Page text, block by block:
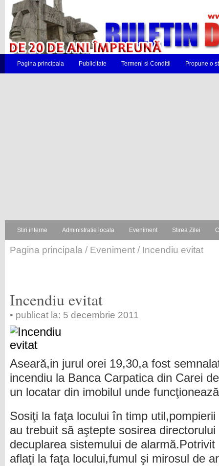
Pagina principala Publicitate Termeni si Conditii Propune o
Stiri interne Administratie locala Eveniment Stirea Zilei
Pagina principala / Eveniment / Incendiu evitat
Incendiu evitat
• publicat la: 5 decembrie 2011
Aseară,in jurul orei 19,30,a fost
incendiu la Banca Carpatica din Carei
un locatar din imobilul unde
Sosiţi la faţa locului în timp
au trebuit să aştepte sosirea
decuplarea sistemului de
aflaţi la faţa locului,fumul şi mirosul de